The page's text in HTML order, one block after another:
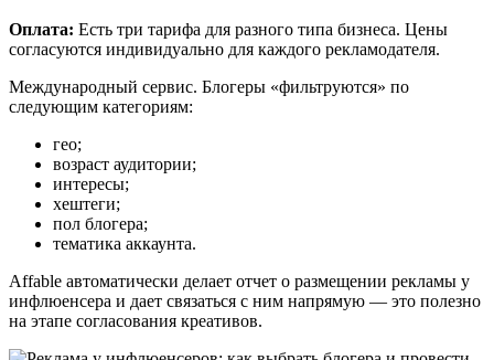
Оплата: Есть три тарифа для разного типа бизнеса. Цены
согласуются индивидуально для каждого рекламодателя.
Международный сервис. Блогеры «фильтруются» по
следующим категориям:
гео;
возраст аудитории;
интересы;
хештеги;
пол блогера;
тематика аккаунта.
Affable автоматически делает отчет о размещении рекламы у
инфлюенсера и дает связаться с ним напрямую — это полезно
на этапе согласования креативов.